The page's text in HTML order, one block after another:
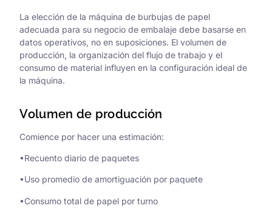
La elección de la máquina de burbujas de papel
adecuada para su negocio de embalaje debe basarse en
datos operativos, no en suposiciones. El volumen de
producción, la organización del flujo de trabajo y el
consumo de material influyen en la configuración ideal de
la máquina.
Volumen de producción
Comience por hacer una estimación:
•Recuento diario de paquetes
•Uso promedio de amortiguación por paquete
•Consumo total de papel por turno